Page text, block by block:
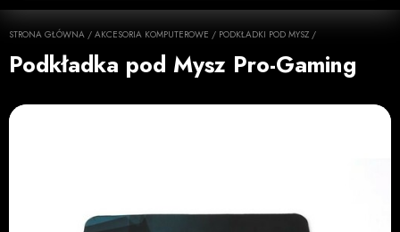
STRONA GŁÓWNA / AKCESORIA KOMPUTEROWE / PODKŁADKI POD MYSZ /
Podkładka pod Mysz Pro-Gaming